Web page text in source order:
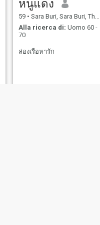
หนูแดง
59 • Sara Buri, Sara Buri, Thailandia
Alla ricerca di: Uomo 60 -
70
ล่องเรือหารัก